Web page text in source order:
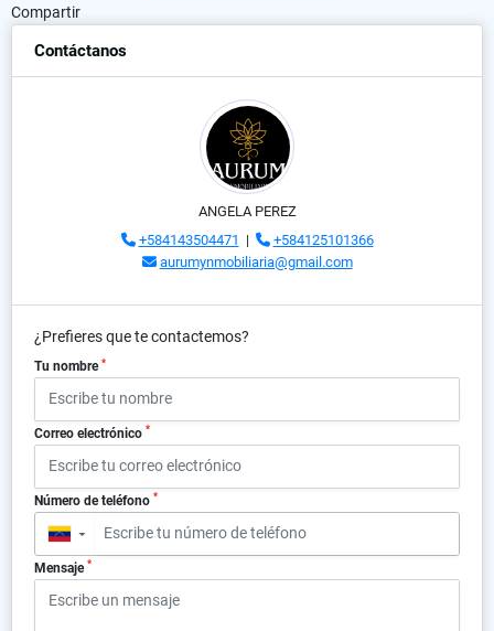
Compartir
Contáctanos
ANGELA PEREZ
+584143504471 |
+584125101366
aurumynmobiliaria@gmail.com
¿Prefieres que te contactemos?
Tu nombre *
Correo electrónico *
Número de teléfono *
▼
Mensaje *